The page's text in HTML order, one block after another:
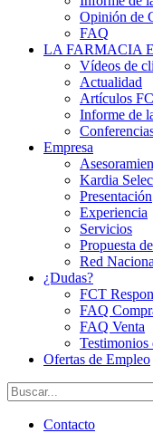
Opinión de
FAQ
LA FARMACIA
Vídeos de
Actualidad
Artículos
Informe de
Empresa
Kardia
Presentación
Experiencia
Servicios
Propuesta
Red
¿Dudas?
FCT
FAQ
FAQ Venta
Testimonios
Ofertas de Empleo
Contacto